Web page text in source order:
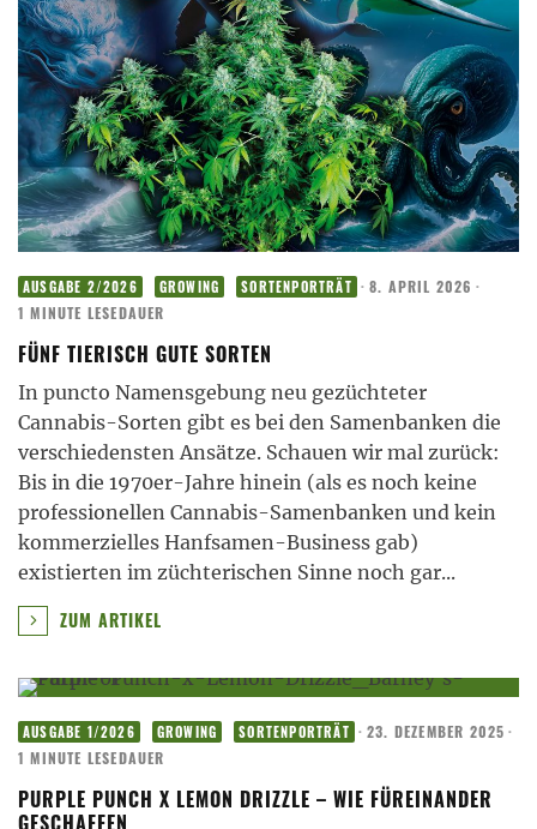
AUSGABE 2/2026 GROWING SORTENPORTRÄT · 8. APRIL 2026 ·
1 MINUTE LESEDAUER
FÜNF TIERISCH GUTE SORTEN
In puncto Namensgebung neu gezüchteter
Cannabis-Sorten gibt es bei den Samenbanken die
verschiedensten Ansätze. Schauen wir mal zurück:
Bis in die 1970er-Jahre hinein (als es noch keine
professionellen Cannabis-Samenbanken und kein
kommerzielles Hanfsamen-Business gab)
existierten im züchterischen Sinne noch gar...
ZUM ARTIKEL
AUSGABE 1/2026 GROWING SORTENPORTRÄT · 23. DEZEMBER 2025 ·
1 MINUTE LESEDAUER
PURPLE PUNCH X LEMON DRIZZLE – WIE FÜREINANDER
GESCHAFFEN